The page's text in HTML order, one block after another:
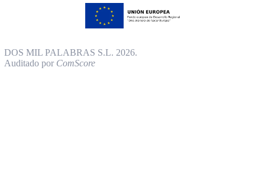
DOS MIL PALABRAS S.L. 2026.
Auditado por ComScore